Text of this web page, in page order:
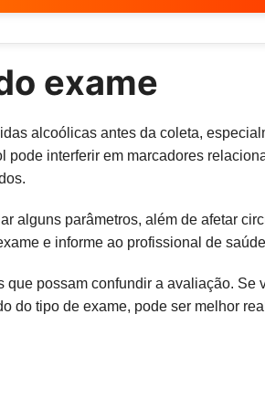
exame
alcoólicas antes da coleta,
interferir em marcadores
alguns parâmetros, além de afetar
e informe ao profissional de
possam confundir a avaliação.
tipo de exame, pode ser melhor